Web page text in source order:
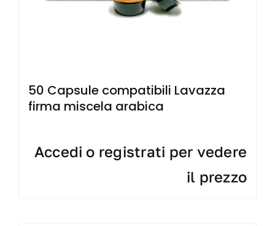
50 Capsule compatibili Lavazza
firma miscela arabica
Accedi o registrati per vedere
il prezzo